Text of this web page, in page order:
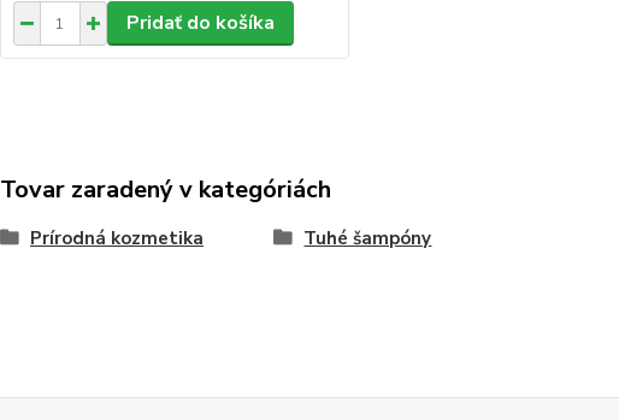
Pridať do košíka
Tovar zaradený v kategóriách
Prírodná kozmetika Tuhé šampóny